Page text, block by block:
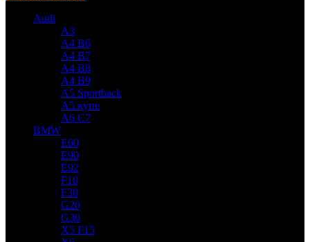
Audi
A3
A4 B6
A4 B7
A4 B8
A4 B9
A5 Sportback
A5 купе
A6 C7
BMW
E60
E90
E92
F10
F30
G20
G30
X5 F15